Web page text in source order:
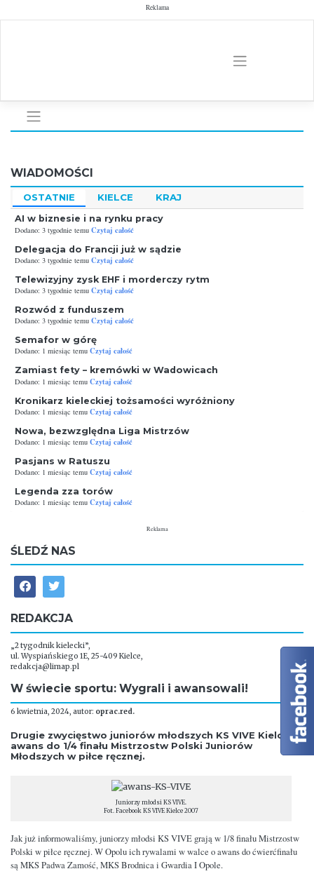
to
Reklama
W świecie sportu: Wygrali i awansowali!
6 kwietnia, 2024, autor: oprac.red.
Drugie zwycięstwo juniorów młodszych KS VIVE Kielce i
awans do 1/4 finału Mistrzostw Polski Juniorów
Młodszych w piłce ręcznej.
Juniorzy młodsi KS VIVE.
Fot. Facebook KS VIVE Kielce 2007
Jak już informowaliśmy, juniorzy młodsi KS VIVE grają w 1/8 finału Mistrzostw
Polski w piłce ręcznej. W Opolu ich rywalami w walce o awans do ćwierćfinału
są MKS Padwa Zamość, MKS Brodnica i Gwardia I Opole.
WIADOMOŚCI
OSTATNIE KIELCE KRAJ
AI w biznesie i na rynku pracy
Dodano: 3 tygodnie temu Czytaj całość
Delegacja do Francji już w sądzie
Dodano: 3 tygodnie temu Czytaj całość
Telewizyjny zysk EHF i morderczy rytm
Dodano: 3 tygodnie temu Czytaj całość
Rozwód z funduszem
Dodano: 3 tygodnie temu Czytaj całość
Semafor w górę
Dodano: 1 miesiąc temu Czytaj całość
Zamiast fety – kremówki w Wadowicach
Dodano: 1 miesiąc temu Czytaj całość
Kronikarz kieleckiej tożsamości wyróżniony
Dodano: 1 miesiąc temu Czytaj całość
Nowa, bezwzględna Liga Mistrzów
Dodano: 1 miesiąc temu Czytaj całość
Pasjans w Ratuszu
Dodano: 1 miesiąc temu Czytaj całość
Legenda zza torów
Dodano: 1 miesiąc temu Czytaj całość
Reklama
ŚLEDŹ NAS
REDAKCJA
„2 tygodnik kielecki”,
ul. Wyspiańskiego 1E, 25-409 Kielce,
redakcja@limap.pl